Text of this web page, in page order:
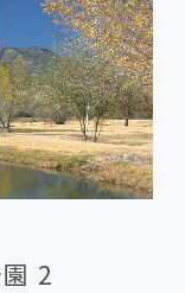
園 2